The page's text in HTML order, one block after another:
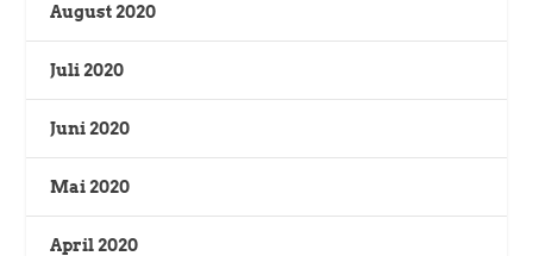
August 2020
Juli 2020
Juni 2020
Mai 2020
April 2020